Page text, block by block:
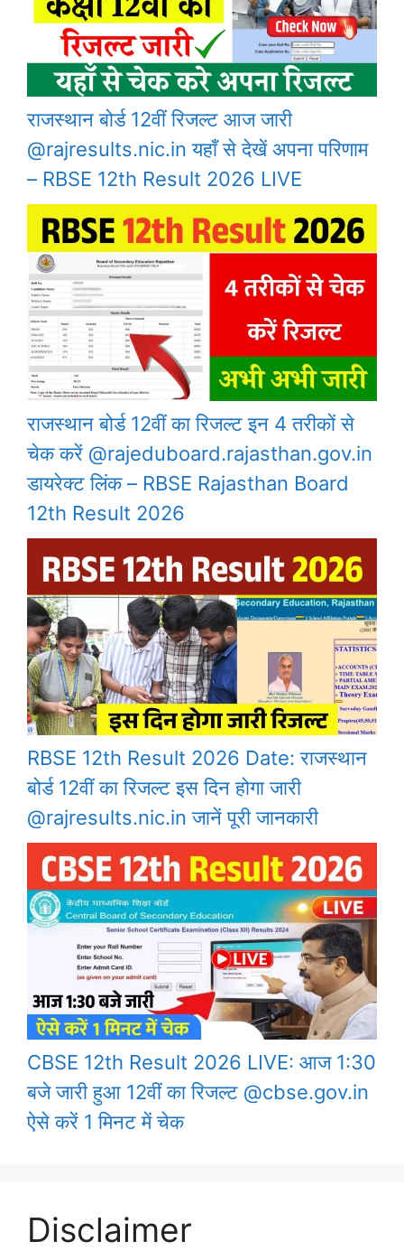
राजस्थान बोर्ड 12वीं रिजल्ट आज जारी
@rajresults.nic.in यहाँ से देखें अपना परिणाम
– RBSE 12th Result 2026 LIVE
राजस्थान बोर्ड 12वीं का रिजल्ट इन 4 तरीकों से
चेक करें @rajeduboard.rajasthan.gov.in
डायरेक्ट लिंक – RBSE Rajasthan Board
12th Result 2026
RBSE 12th Result 2026 Date: राजस्थान
बोर्ड 12वीं का रिजल्ट इस दिन होगा जारी
@rajresults.nic.in जानें पूरी जानकारी
CBSE 12th Result 2026 LIVE: आज 1:30
बजे जारी हुआ 12वीं का रिजल्ट @cbse.gov.in
ऐसे करें 1 मिनट में चेक
Disclaimer